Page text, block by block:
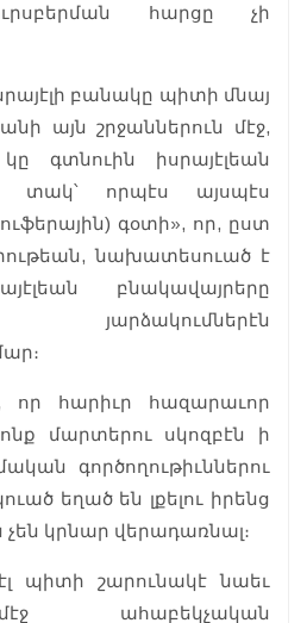
հարցը չի
բանակը պիտի մնայ
այն շրջաններուն մէջ,
գտնուին իսրայէլեան
տակ՝ որպէս այսպէս
գօտի», որ, ըստ
նախատեսուած է
բնակավայրերը
յարձակումներէն
որ հարիւր հազարաւոր
մարտերու սկոզբէն ի
գործողութիւններու
եղած են լքելու իրենց
կրնար վերադառնալ։
պիտի շարունակէ նաեւ
ահաբեկչական